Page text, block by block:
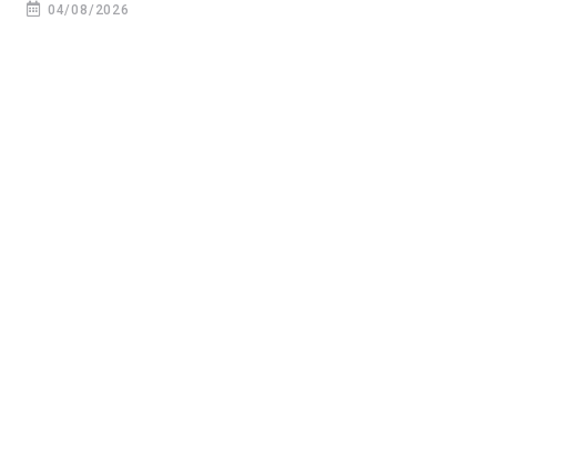
04/08/2026